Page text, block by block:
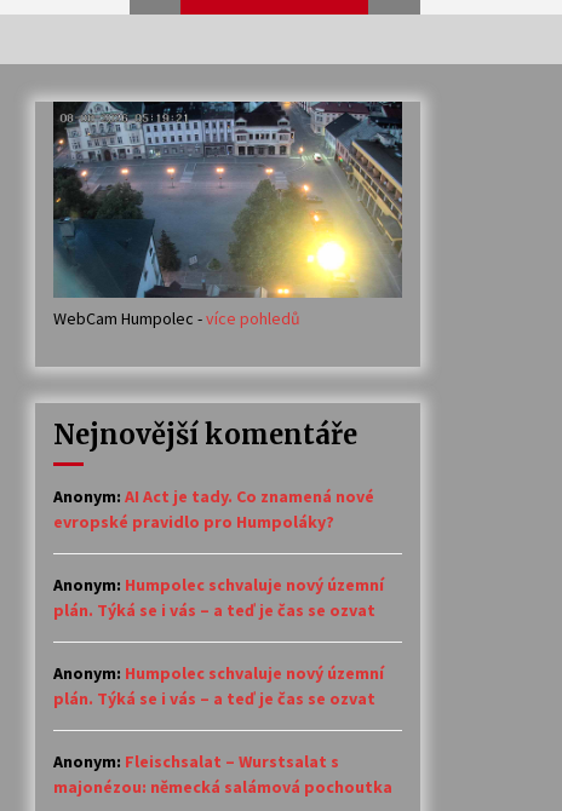
Veselí muzikanti
30. 7. 2026
Votavžatský ploty
23. 7. 2026
14. 7. 2026
30. 6. 2026
WebCam Humpolec -více pohledů
Nejnovější komentáře
Anonym: AI Act je tady. Co znamená nové
evropské pravidlo pro Humpoláky?
Anonym: Humpolec schvaluje nový územní
plán. Týká se i vás – a teď je čas se ozvat
Anonym: Humpolec schvaluje nový územní
plán. Týká se i vás – a teď je čas se ozvat
Anonym: Fleischsalat – Wurstsalat s
majonézou: německá salámová pochoutka